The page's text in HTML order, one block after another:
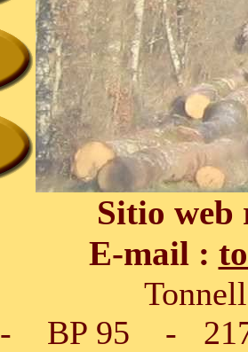
Sitio web
mail :
95 - 21703